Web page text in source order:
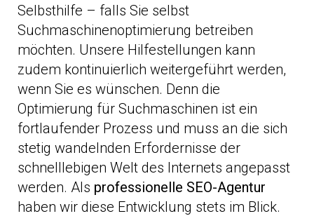
Selbsthilfe – falls Sie selbst
Suchmaschinenoptimierung betreiben
möchten. Unsere Hilfestellungen kann
zudem kontinuierlich weitergeführt werden,
wenn Sie es wünschen. Denn die
Optimierung für Suchmaschinen ist ein
fortlaufender Prozess und muss an die sich
stetig wandelnden Erfordernisse der
schnelllebigen Welt des Internets angepasst
werden. Als professionelle SEO-Agentur
haben wir diese Entwicklung stets im Blick.